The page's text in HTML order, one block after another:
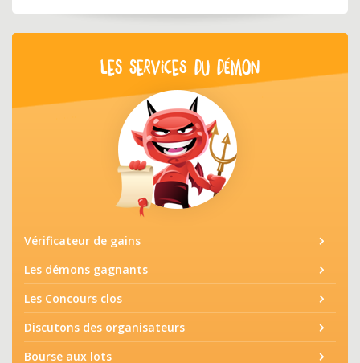
LES SERVICES DU DÉMON
Vérificateur de gains
Les démons gagnants
Les Concours clos
Discutons des organisateurs
Bourse aux lots